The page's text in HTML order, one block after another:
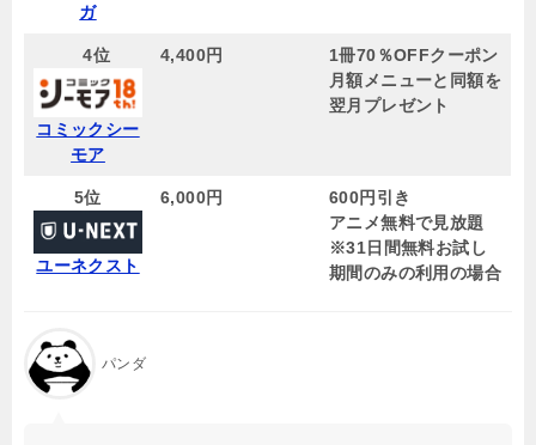
ガ
4位
コミックシー
モア
4,400円
1冊70％OFFクーポン
月額メニューと同額を
翌月プレゼント
5位
ユーネクスト
6,000円
600円引き
アニメ無料で見放題
※31日間無料お試し
期間のみの利用の場合
パンダ